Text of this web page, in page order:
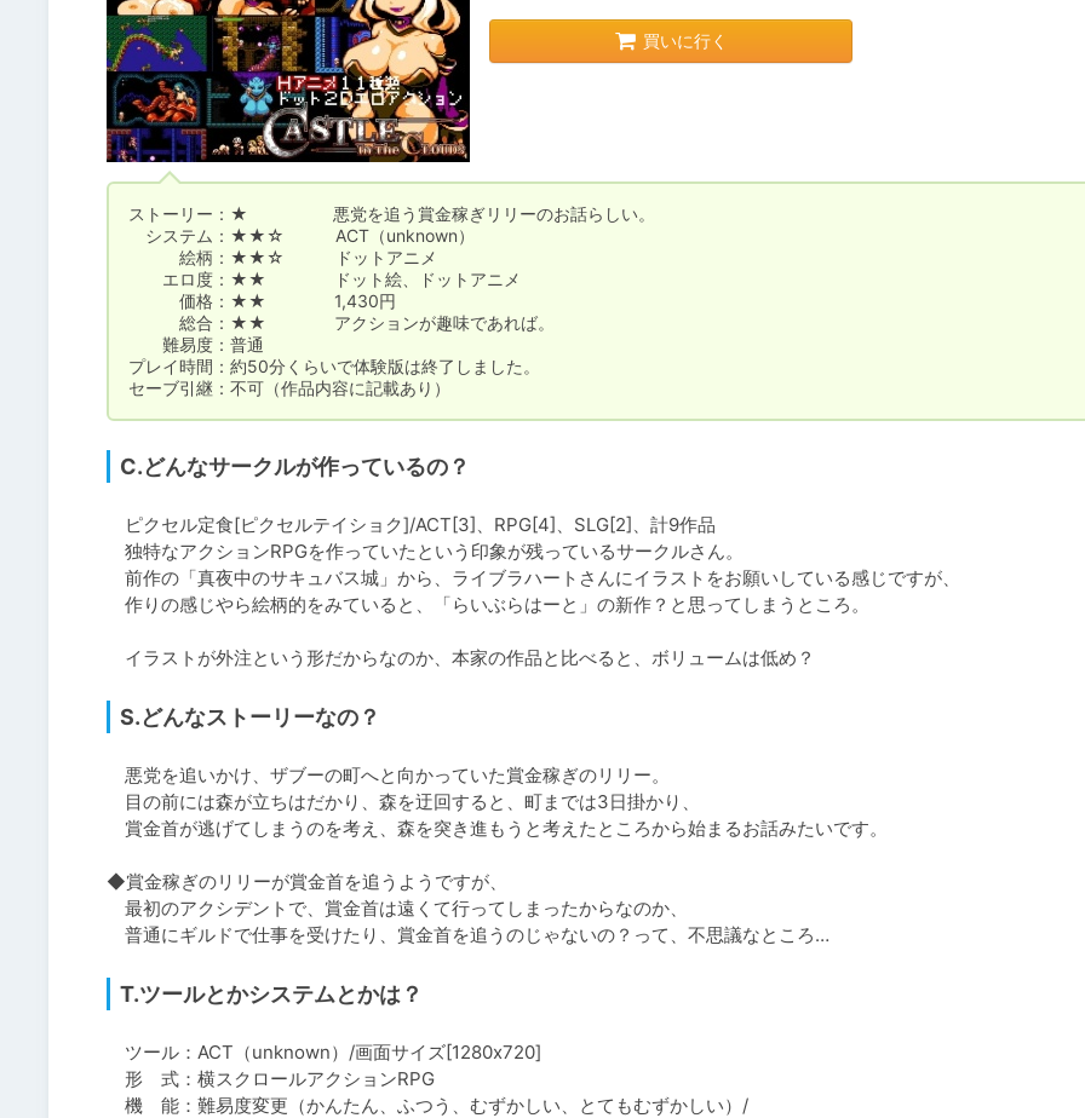
買いに行く
ストーリー：★　　　　　悪党を追う賞金稼ぎリリーのお話らしい。
システム：★★☆　　　ACT（unknown）
絵柄：★★☆　　　ドットアニメ
エロ度：★★　　　　ドット絵、ドットアニメ
価格：★★　　　　1,430円
総合：★★　　　　アクションが趣味であれば。
難易度：普通
プレイ時間：約50分くらいで体験版は終了しました。
セーブ引継：不可（作品内容に記載あり）
C.どんなサークルが作っているの？
ピクセル定食[ピクセルテイショク]/ACT[3]、RPG[4]、SLG[2]、計9作品
独特なアクションRPGを作っていたという印象が残っているサークルさん。
前作の「真夜中のサキュバス城」から、ライブラハートさんにイラストをお願いしている感じですが、
作りの感じやら絵柄的をみていると、「らいぶらはーと」の新作？と思ってしまうところ。
イラストが外注という形だからなのか、本家の作品と比べると、ボリュームは低め？
S.どんなストーリーなの？
悪党を追いかけ、ザブーの町へと向かっていた賞金稼ぎのリリー。
目の前には森が立ちはだかり、森を迂回すると、町までは3日掛かり、
賞金首が逃げてしまうのを考え、森を突き進もうと考えたところから始まるお話みたいです。
◆賞金稼ぎのリリーが賞金首を追うようですが、
最初のアクシデントで、賞金首は遠くて行ってしまったからなのか、
普通にギルドで仕事を受けたり、賞金首を追うのじゃないの？って、不思議なところ…
T.ツールとかシステムとかは？
ツール：ACT（unknown）/画面サイズ[1280x720]
形　式：横スクロールアクションRPG
機　能：難易度変更（かんたん、ふつう、むずかしい、とてもむずかしい）/